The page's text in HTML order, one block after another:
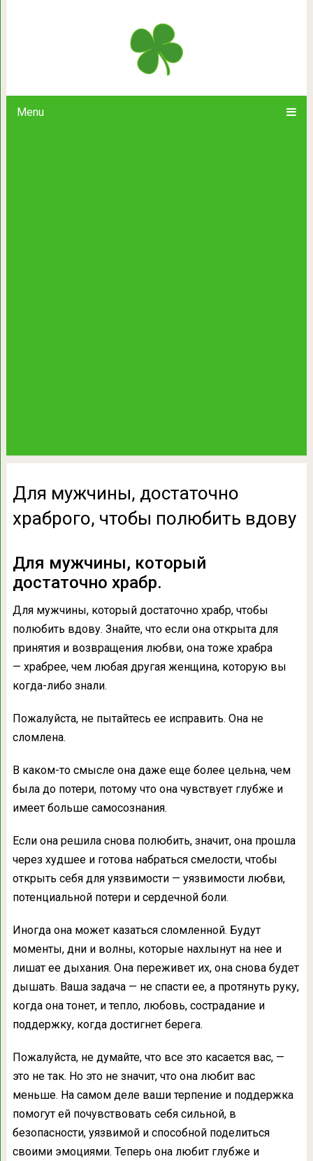
Menu
Для мужчины, достаточно
Для мужчины, достаточно
храброго, чтобы полюбить вдову
Для мужчины, который
достаточно храбр.
Для мужчины, который достаточно храбр, чтобы
полюбить вдову. Знайте, что если она открыта для
принятия и возвращения любви, она тоже храбра
— храбрее, чем любая другая женщина, которую вы
когда-либо знали.
Пожалуйста, не пытайтесь ее исправить. Она не
сломлена.
В каком-то смысле она даже еще более цельна, чем
была до потери, потому что она чувствует глубже и
имеет больше самосознания.
Если она решила снова полюбить, значит, она прошла
через худшее и готова набраться смелости, чтобы
открыть себя для уязвимости — уязвимости любви,
потенциальной потери и сердечной боли.
Иногда она может казаться сломленной. Будут
моменты, дни и волны, которые нахлынут на нее и
лишат ее дыхания. Она переживет их, она снова будет
дышать. Ваша задача — не спасти ее, а протянуть руку,
когда она тонет, и тепло, любовь, сострадание и
поддержку, когда достигнет берега.
Пожалуйста, не думайте, что все это касается вас, —
это не так. Но это не значит, что она любит вас
меньше. На самом деле ваши терпение и поддержка
помогут ей почувствовать себя сильной, в
безопасности, уязвимой и способной поделиться
своими эмоциями. Теперь она любит глубже и